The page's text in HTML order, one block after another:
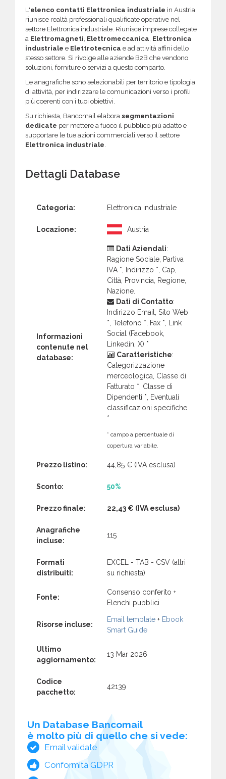
L'elenco contatti Elettronica industriale in Austria
riunisce realtà professionali qualificate operative nel
settore Elettronica industriale. Riunisce imprese collegate
a Elettromagneti, Elettromeccanica, Elettronica
industriale e Elettrotecnica e ad attività affini dello
stesso settore. Si rivolge alle aziende B2B che vendono
soluzioni, forniture o servizi a questo comparto.
Le anagrafiche sono selezionabili per territorio e tipologia
di attività, per indirizzare le comunicazioni verso i profili
più coerenti con i tuoi obiettivi.
Su richiesta, Bancomail elabora segmentazioni
dedicate per mettere a fuoco il pubblico più adatto e
supportare le tue azioni commerciali verso il settore
Elettronica industriale.
Dettagli Database
Categoria: Elettronica industriale
Locazione: Austria
Informazioni
contenute nel
database:
Dati Aziendali:
Ragione Sociale, Partiva
IVA *, Indirizzo *, Cap,
Città, Provincia, Regione,
Nazione.
Dati di Contatto:
Indirizzo Email, Sito Web
*, Telefono *, Fax *, Link
Social (Facebook,
Linkedin, X) *
Caratteristiche:
Categorizzazione
merceologica, Classe di
Fatturato *, Classe di
Dipendenti *, Eventuali
classificazioni specifiche
*
* campo a percentuale di
copertura variabile.
Prezzo listino: 44,85 € (IVA esclusa)
Sconto: 50%
Prezzo finale: 22,43 € (IVA esclusa)
Anagrafiche
incluse:
115
Formati
distribuiti:
EXCEL - TAB - CSV (altri
su richiesta)
Fonte:
Consenso conferito +
Elenchi pubblici
Risorse incluse:
Email template + Ebook
Smart Guide
Ultimo
aggiornamento:
13 Mar 2026
Codice
pacchetto:
42139
Un Database Bancomail
è molto più di quello che si vede:
Email validate
Conformità GDPR